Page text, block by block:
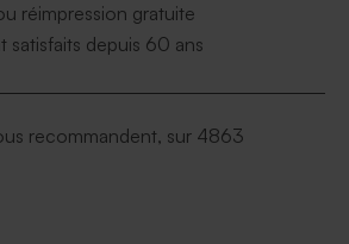
réimpression gratuite
satisfaits depuis 60 ans
recommandent, sur 4863